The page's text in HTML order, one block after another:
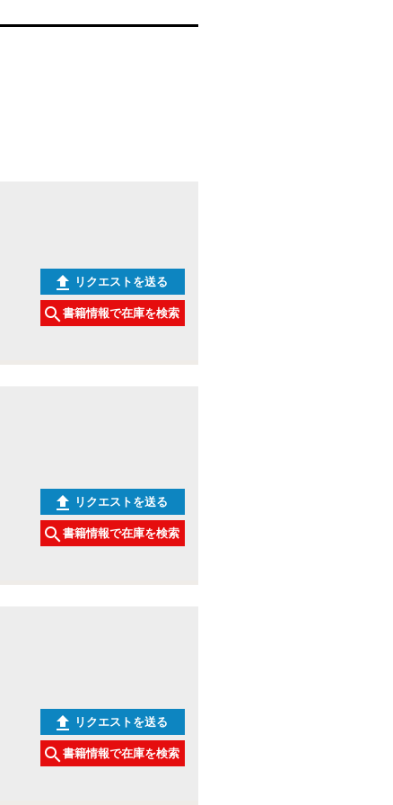
リクエストを送る
書籍情報で在庫を検索
リクエストを送る
書籍情報で在庫を検索
リクエストを送る
書籍情報で在庫を検索